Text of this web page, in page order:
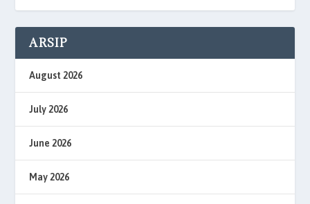
ARSIP
August 2026
July 2026
June 2026
May 2026